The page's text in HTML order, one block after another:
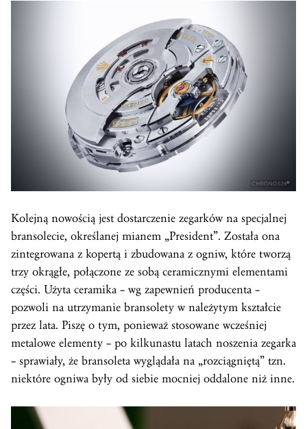
Kolejną nowością jest dostarczenie zegarków na specjalnej
bransolecie, określanej mianem „President”. Została ona
zintegrowana z kopertą i zbudowana z ogniw, które tworzą
trzy okrągłe, połączone ze sobą ceramicznymi elementami
części. Użyta ceramika – wg zapewnień producenta –
pozwoli na utrzymanie bransolety w należytym kształcie
przez lata. Piszę o tym, ponieważ stosowane wcześniej
metalowe elementy – po kilkunastu latach noszenia zegarka
– sprawiały, że bransoleta wyglądała na „rozciągniętą” tzn.
niektóre ogniwa były od siebie mocniej oddalone niż inne.